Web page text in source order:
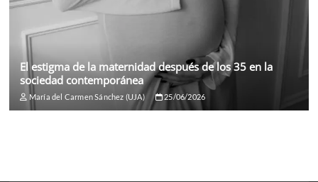
El estigma de la maternidad después de los 35 en la
sociedad contemporánea
María del Carmen Sánchez (UJA) 25/06/2026